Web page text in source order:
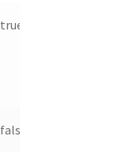
true
false